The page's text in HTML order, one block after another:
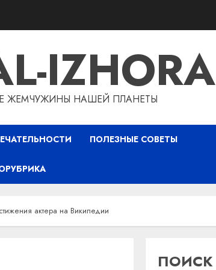
IZHORA
ЖЕМЧУЖИНЫ НАШЕЙ ПЛАНЕТЫ
ПОЛЕЗНЫЕ СОВЕТЫ
актера на Википедии
ПОИСК